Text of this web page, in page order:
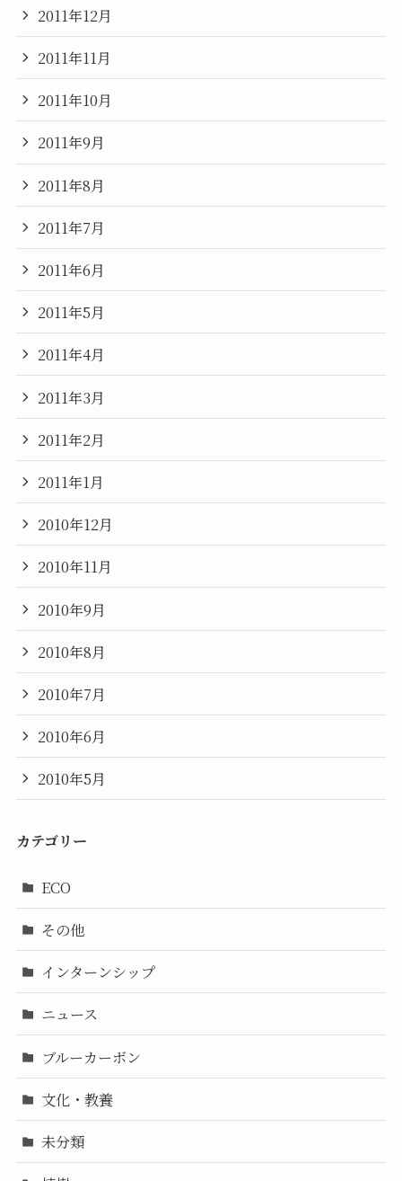
2011年12月
2011年11月
2011年10月
2011年9月
2011年8月
2011年7月
2011年6月
2011年5月
2011年4月
2011年3月
2011年2月
2011年1月
2010年12月
2010年11月
2010年9月
2010年8月
2010年7月
2010年6月
2010年5月
カテゴリー
ECO
その他
インターンシップ
ニュース
ブルーカーボン
文化・教養
未分類